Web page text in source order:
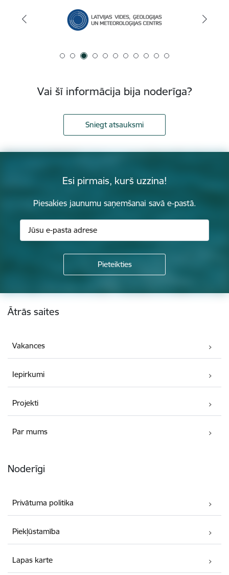
Vai šī informācija bija noderīga?
Sniegt atsauksmi
Esi pirmais, kurš uzzina!
Piesakies jaunumu saņemšanai savā e-pastā.
Kājene
Ātrās saites
Vakances
Iepirkumi
Projekti
Par mums
Noderīgi
Privātuma politika
Piekļūstamība
Lapas karte